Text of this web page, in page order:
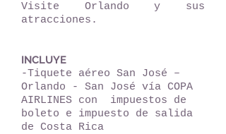
Visite Orlando y sus
atracciones.
INCLUYE
-Tiquete aéreo San José –
Orlando - San José vía COPA
AIRLINES con impuestos de
boleto e impuesto de salida
de Costa Rica